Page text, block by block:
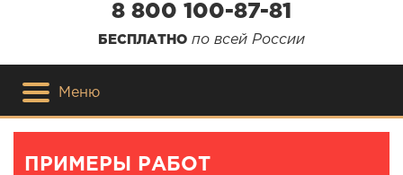
8 800 100-87-81
БЕСПЛАТНО по всей России
Меню
ПРИМЕРЫ РАБОТ